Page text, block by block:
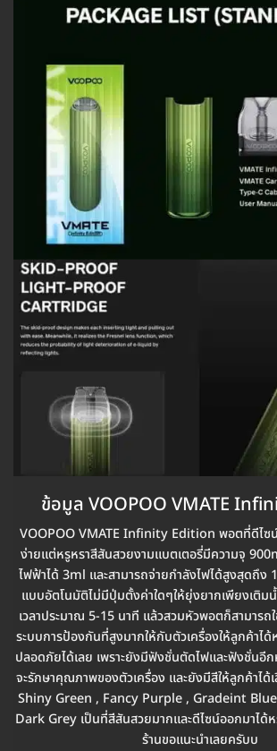
ข้อมูล VOOPOO VMATE
VOOPOO VMATE Infinity Edition พอตที่ดีไซ
ง่ายแต่หรูหราสีสันสวยงามแบตเตอรี่มีความจุ
ไฟฟ้าได้ 3ml และสามารถจ่ายกำลังไฟได้สูงสุดถึง
แบบอัตโนมัติไม่มีปุ่มตั้งค่าใดๆให้ยุ่งยากเพียงเติมน้
เวลาประมาณ 5-15 นาที แล้วสวมหัวพอตก็สามารถ
ระบบการป้องกันที่สูงมากให้กับตัวเครื่องให้ลูกค้าไ
ปลอดภัยได้เลย เพราะยังมีฟังชั่นตัดไฟและฟังชั่นอี
จะรักษาคุณภาพของตัวเครื่อง และยังมีสีให้ลูกค้าไ
Shiny Green , Fancy Purple , Gradeint
Dark Grey เป็นที่สีสันสวยมากและดีไซน์ออกมาได้
ร้านขอแนะนำเลยครับบ